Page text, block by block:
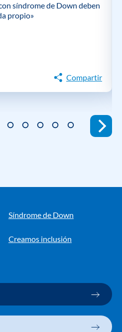
síndrome de Down deben
propio»
Compartir
Síndrome de Down
Creamos inclusión